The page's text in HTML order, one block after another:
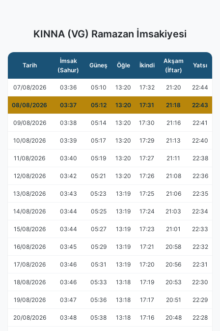
KINNA (VG) Ramazan İmsakiyesi
Tarih
İmsak
(Sahur)
Güneş Öğle İkindi
Akşam
(İftar)
Yatsı
07/08/2026 03:36 05:10 13:20 17:32 21:20 22:44
08/08/2026 03:37 05:12 13:20 17:31 21:18 22:43
09/08/2026 03:38 05:14 13:20 17:30 21:16 22:41
10/08/2026 03:39 05:17 13:20 17:29 21:13 22:40
11/08/2026 03:40 05:19 13:20 17:27 21:11 22:38
12/08/2026 03:42 05:21 13:20 17:26 21:08 22:36
13/08/2026 03:43 05:23 13:19 17:25 21:06 22:35
14/08/2026 03:44 05:25 13:19 17:24 21:03 22:34
15/08/2026 03:44 05:27 13:19 17:23 21:01 22:33
16/08/2026 03:45 05:29 13:19 17:21 20:58 22:32
17/08/2026 03:46 05:31 13:19 17:20 20:56 22:31
18/08/2026 03:46 05:33 13:18 17:19 20:53 22:30
19/08/2026 03:47 05:36 13:18 17:17 20:51 22:29
20/08/2026 03:48 05:38 13:18 17:16 20:48 22:28